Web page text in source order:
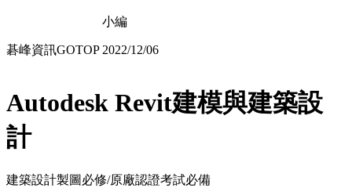
碁峰資訊GOTOP
小編
2022/12/06
Autodesk Revit建模與建築設
計
建築設計製圖必修/原廠認證考試必備